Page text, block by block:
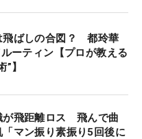
飛ばしの合図？ 都玲華
ーティン【プロが教える
】
が飛距離ロス 飛んで曲
マン振り素振り5回後に